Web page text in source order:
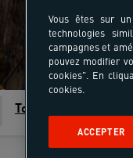
Tout effacer
Vous êtes sur
technologies
campagnes et
pouvez modifier
cookies". En
cookies.
ACCEPTER